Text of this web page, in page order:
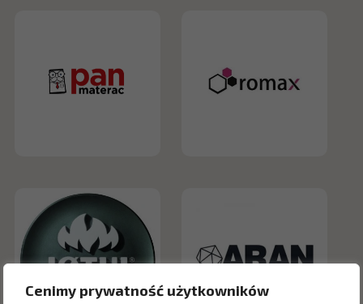
Cenimy prywatność użytkowników